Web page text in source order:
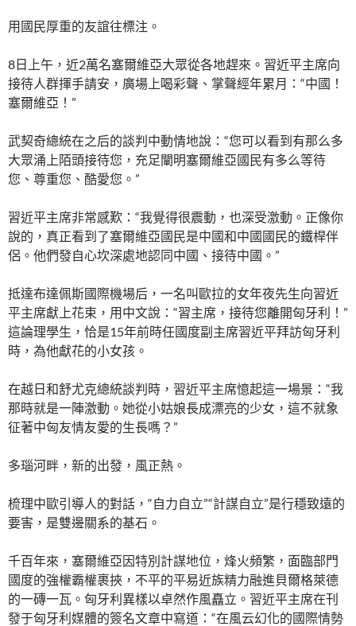
用國民厚重的友誼往標注。
8日上午，近2萬名塞爾維亞大眾從各地趕來。習近平主席向
接待人群揮手請安，廣場上喝彩聲、掌聲經年累月：“中國！
塞爾維亞！”
武契奇總統在之后的談判中動情地說：“您可以看到有那么多
大眾涌上陌頭接待您，充足闡明塞爾維亞國民有多么等待
您、尊重您、酷愛您。”
習近平主席非常感歎：“我覺得很震動，也深受激動。正像你
說的，真正看到了塞爾維亞國民是中國和中國國民的鐵桿伴
侶。他們發自心坎深處地認同中國、接待中國。”
抵達布達佩斯國際機場后，一名叫歐拉的女年夜先生向習近
平主席獻上花束，用中文說：“習主席，接待您離開匈牙利！”
這論理學生，恰是15年前時任國度副主席習近平拜訪匈牙利
時，為他獻花的小女孩。
在越日和舒尤克總統談判時，習近平主席憶起這一場景：“我
那時就是一陣激動。她從小姑娘長成漂亮的少女，這不就象
征著中匈友情友愛的生長嗎？”
多瑙河畔，新的出發，風正熱。
梳理中歐引導人的對話，“自力自立”“計謀自立”是行穩致遠的
要害，是雙邊關系的基石。
千百年來，塞爾維亞因特別計謀地位，烽火頻繁，面臨部門
國度的強權霸權裹挾，不平的平易近族精力融進貝爾格萊德
的一磚一瓦。匈牙利異樣以卓然作風矗立。習近平主席在刊
發于匈牙利媒體的簽名文章中寫道：“在風云幻化的國際情勢